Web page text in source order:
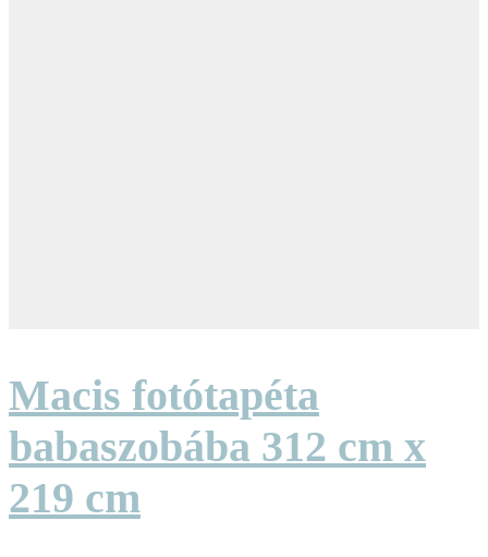
Macis fotótapéta
babaszobába 312 cm x
219 cm